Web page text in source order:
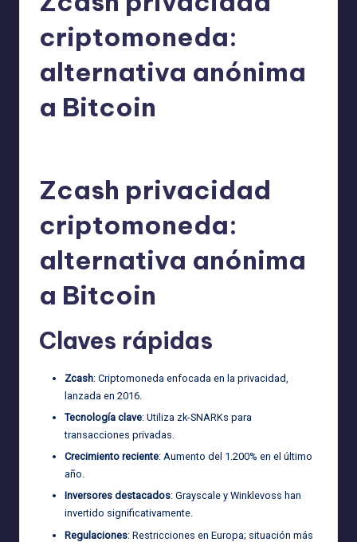
criptomoneda:
alternativa anónima
a Bitcoin
Zcash privacidad
criptomoneda:
alternativa anónima
a Bitcoin
Claves rápidas
Zcash: Criptomoneda enfocada en la privacidad,
lanzada en 2016.
Tecnología clave: Utiliza zk-SNARKs para
transacciones privadas.
Crecimiento reciente: Aumento del 1.200% en el último
año.
Inversores destacados: Grayscale y Winklevoss han
invertido significativamente.
Regulaciones: Restricciones en Europa; situación más